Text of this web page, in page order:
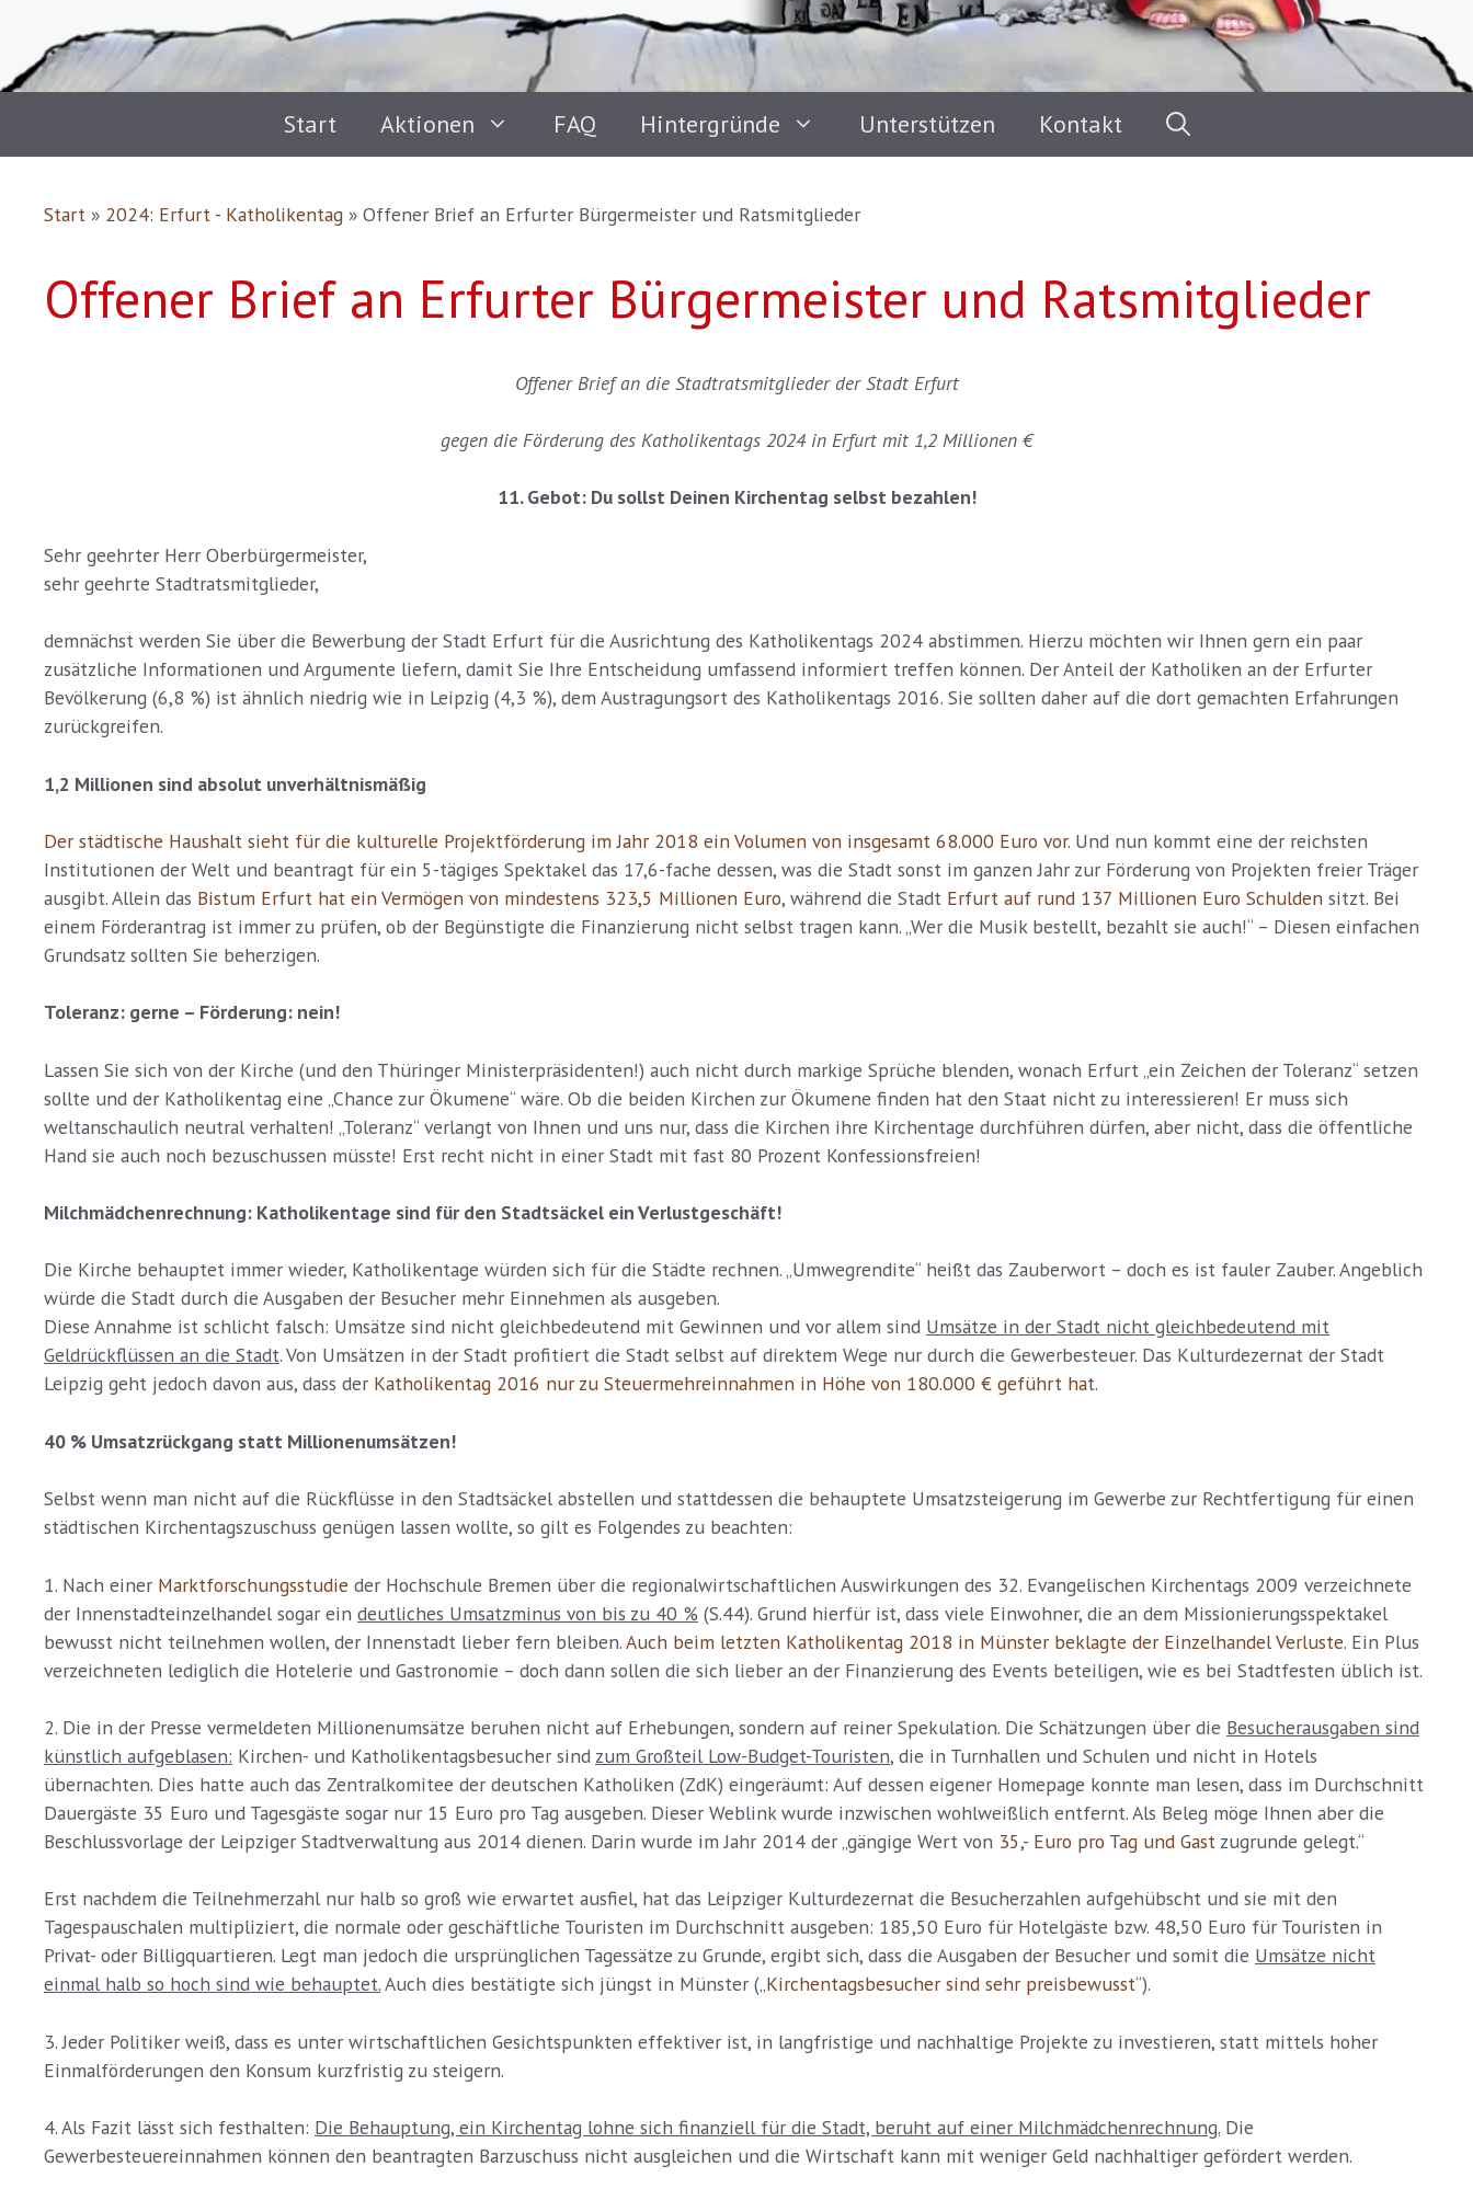
Start Aktionen FAQ Hintergründe Unterstützen Kontakt
Start » 2024: Erfurt - Katholikentag » Offener Brief an Erfurter Bürgermeister und Ratsmitglieder
Offener Brief an Erfurter Bürgermeister und Ratsmitglieder
Offener Brief an die Stadtratsmitglieder der Stadt Erfurt
gegen die Förderung des Katholikentags 2024 in Erfurt mit 1,2 Millionen €
11. Gebot: Du sollst Deinen Kirchentag selbst bezahlen!
Sehr geehrter Herr Oberbürgermeister,
sehr geehrte Stadtratsmitglieder,
demnächst werden Sie über die Bewerbung der Stadt Erfurt für die Ausrichtung des Katholikentags 2024 abstimmen. Hierzu möchten wir Ihnen gern ein paar
zusätzliche Informationen und Argumente liefern, damit Sie Ihre Entscheidung umfassend informiert treffen können. Der Anteil der Katholiken an der Erfurter
Bevölkerung (6,8 %) ist ähnlich niedrig wie in Leipzig (4,3 %), dem Austragungsort des Katholikentags 2016. Sie sollten daher auf die dort gemachten Erfahrungen
zurückgreifen.
1,2 Millionen sind absolut unverhältnismäßig
Der städtische Haushalt sieht für die kulturelle Projektförderung im Jahr 2018 ein Volumen von insgesamt 68.000 Euro vor. Und nun kommt eine der reichsten
Institutionen der Welt und beantragt für ein 5-tägiges Spektakel das 17,6-fache dessen, was die Stadt sonst im ganzen Jahr zur Förderung von Projekten freier Träger
ausgibt. Allein das Bistum Erfurt hat ein Vermögen von mindestens 323,5 Millionen Euro, während die Stadt Erfurt auf rund 137 Millionen Euro Schulden sitzt. Bei
einem Förderantrag ist immer zu prüfen, ob der Begünstigte die Finanzierung nicht selbst tragen kann. „Wer die Musik bestellt, bezahlt sie auch!“ – Diesen einfachen
Grundsatz sollten Sie beherzigen.
Toleranz: gerne – Förderung: nein!
Lassen Sie sich von der Kirche (und den Thüringer Ministerpräsidenten!) auch nicht durch markige Sprüche blenden, wonach Erfurt „ein Zeichen der Toleranz“ setzen
sollte und der Katholikentag eine „Chance zur Ökumene“ wäre. Ob die beiden Kirchen zur Ökumene finden hat den Staat nicht zu interessieren! Er muss sich
weltanschaulich neutral verhalten! „Toleranz“ verlangt von Ihnen und uns nur, dass die Kirchen ihre Kirchentage durchführen dürfen, aber nicht, dass die öffentliche
Hand sie auch noch bezuschussen müsste! Erst recht nicht in einer Stadt mit fast 80 Prozent Konfessionsfreien!
Milchmädchenrechnung: Katholikentage sind für den Stadtsäckel ein Verlustgeschäft!
Die Kirche behauptet immer wieder, Katholikentage würden sich für die Städte rechnen. „Umwegrendite“ heißt das Zauberwort – doch es ist fauler Zauber. Angeblich
würde die Stadt durch die Ausgaben der Besucher mehr Einnehmen als ausgeben.
Diese Annahme ist schlicht falsch: Umsätze sind nicht gleichbedeutend mit Gewinnen und vor allem sind Umsätze in der Stadt nicht gleichbedeutend mit
Geldrückflüssen an die Stadt. Von Umsätzen in der Stadt profitiert die Stadt selbst auf direktem Wege nur durch die Gewerbesteuer. Das Kulturdezernat der Stadt
Leipzig geht jedoch davon aus, dass der Katholikentag 2016 nur zu Steuermehreinnahmen in Höhe von 180.000 € geführt hat.
40 % Umsatzrückgang statt Millionenumsätzen!
Selbst wenn man nicht auf die Rückflüsse in den Stadtsäckel abstellen und stattdessen die behauptete Umsatzsteigerung im Gewerbe zur Rechtfertigung für einen
städtischen Kirchentagszuschuss genügen lassen wollte, so gilt es Folgendes zu beachten:
1. Nach einer Marktforschungsstudie der Hochschule Bremen über die regionalwirtschaftlichen Auswirkungen des 32. Evangelischen Kirchentags 2009 verzeichnete
der Innenstadteinzelhandel sogar ein deutliches Umsatzminus von bis zu 40 % (S.44). Grund hierfür ist, dass viele Einwohner, die an dem Missionierungsspektakel
bewusst nicht teilnehmen wollen, der Innenstadt lieber fern bleiben.Auch beim letzten Katholikentag 2018 in Münster beklagte der Einzelhandel Verluste. Ein Plus
verzeichneten lediglich die Hotelerie und Gastronomie – doch dann sollen die sich lieber an der Finanzierung des Events beteiligen, wie es bei Stadtfesten üblich ist.
2. Die in der Presse vermeldeten Millionenumsätze beruhen nicht auf Erhebungen, sondern auf reiner Spekulation. Die Schätzungen über die Besucherausgaben sind
künstlich aufgeblasen: Kirchen- und Katholikentagsbesucher sind zum Großteil Low-Budget-Touristen, die in Turnhallen und Schulen und nicht in Hotels
übernachten. Dies hatte auch das Zentralkomitee der deutschen Katholiken (ZdK) eingeräumt: Auf dessen eigener Homepage konnte man lesen, dass im Durchschnitt
Dauergäste 35 Euro und Tagesgäste sogar nur 15 Euro pro Tag ausgeben. Dieser Weblink wurde inzwischen wohlweißlich entfernt. Als Beleg möge Ihnen aber die
Beschlussvorlage der Leipziger Stadtverwaltung aus 2014 dienen. Darin wurde im Jahr 2014 der „gängige Wert von 35,- Euro pro Tag und Gast zugrunde gelegt.“
Erst nachdem die Teilnehmerzahl nur halb so groß wie erwartet ausfiel, hat das Leipziger Kulturdezernat die Besucherzahlen aufgehübscht und sie mit den
Tagespauschalen multipliziert, die normale oder geschäftliche Touristen im Durchschnitt ausgeben: 185,50 Euro für Hotelgäste bzw. 48,50 Euro für Touristen in
Privat- oder Billigquartieren. Legt man jedoch die ursprünglichen Tagessätze zu Grunde, ergibt sich, dass die Ausgaben der Besucher und somit die Umsätze nicht
einmal halb so hoch sind wie behauptet.Auch dies bestätigte sich jüngst in Münster („Kirchentagsbesucher sind sehr preisbewusst“).
3. Jeder Politiker weiß, dass es unter wirtschaftlichen Gesichtspunkten effektiver ist, in langfristige und nachhaltige Projekte zu investieren, statt mittels hoher
Einmalförderungen den Konsum kurzfristig zu steigern.
4. Als Fazit lässt sich festhalten: Die Behauptung, ein Kirchentag lohne sich finanziell für die Stadt, beruht auf einer Milchmädchenrechnung. Die
Gewerbesteuereinnahmen können den beantragten Barzuschuss nicht ausgleichen und die Wirtschaft kann mit weniger Geld nachhaltiger gefördert werden.